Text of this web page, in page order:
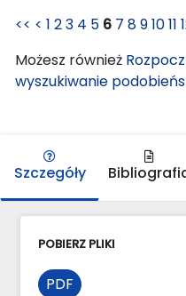
<< < 1 23 4 5 6 7 891011
Możesz również
wyszukiwanie
Szczegóły
POBIERZ PLIKI
PDF